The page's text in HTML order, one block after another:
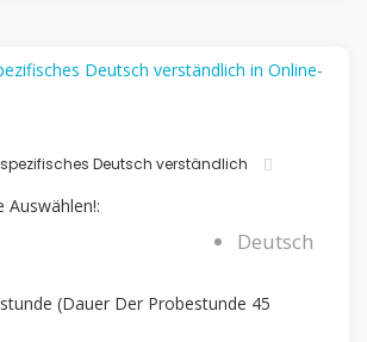
Deutsch verständlich
Auswählen!:
Deutsch
(Dauer Der Probestunde 45